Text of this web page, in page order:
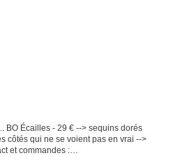
BO Écailles - 29 € --> sequins dorés
côtés qui ne se voient pas en vrai -->
et commandes :